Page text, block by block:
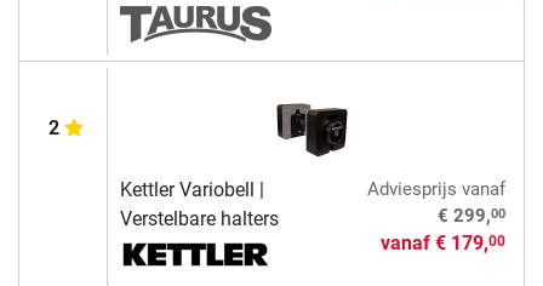
2
Kettler Variobell |
Verstelbare halters
Adviesprijs vanaf
€ 299,00
vanaf € 179,00